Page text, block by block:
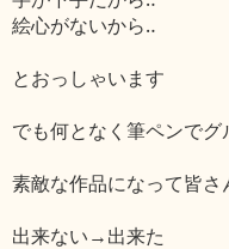
絵心がないから‥
とおっしゃいます
でも何となく筆ペンで
素敵な作品になって皆さ
出来ない→出来た